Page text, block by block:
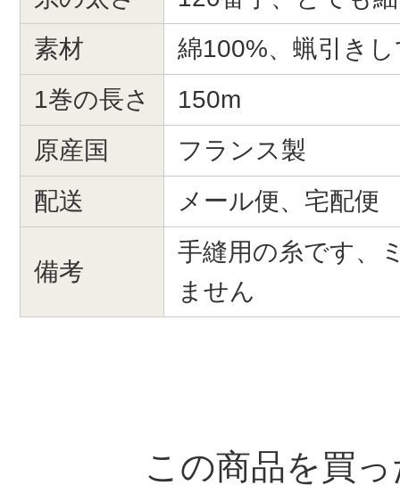
素材
綿100%、蝋引き
1巻の長さ
150m
原産国
フランス製
配送
メール便、宅配便
備考
手縫用の糸です、
ません
この商品を買